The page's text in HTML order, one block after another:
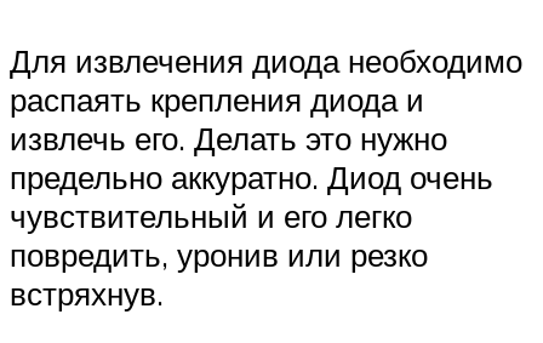
Для извлечения диода необходимо
распаять крепления диода и
извлечь его. Делать это нужно
предельно аккуратно. Диод очень
чувствительный и его легко
повредить, уронив или резко
встряхнув.